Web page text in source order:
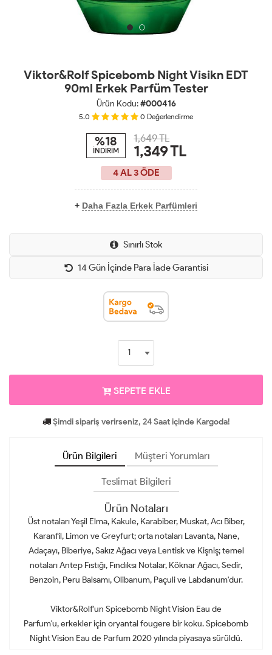
Viktor&Rolf Spicebomb Night Visikn EDT
90ml Erkek Parfüm Tester
Ürün Kodu:#000416
5.0 0 Değerlendirme
%18
İNDİRİM
1,649 TL
1,349TL
4 AL 3 ÖDE
+ Daha Fazla Erkek Parfümleri
Sınırlı Stok
14 Gün İçinde Para İade Garantisi
SEPETE EKLE
Şimdi sipariş verirseniz, 24 Saat içinde Kargoda!
Ürün Bilgileri Müşteri Yorumları
Teslimat Bilgileri
Ürün Notaları
Üst notaları Yeşil Elma, Kakule, Karabiber, Muskat, Acı Biber,
Karanfil, Limon ve Greyfurt; orta notaları Lavanta, Nane,
Adaçayı, Biberiye, Sakız Ağacı veya Lentisk ve Kişniş; temel
notaları Antep Fıstığı, Fındıksı Notalar, Köknar Ağacı, Sedir,
Benzoin, Peru Balsamı, Olibanum, Paçuli ve Labdanum'dur.
Viktor&Rolf'un Spicebomb Night Vision Eau de
Parfum'u,erkekler için oryantal fougere bir koku.Spicebomb
Night Vision Eau de Parfum2020 yılında piyasaya sürüldü.